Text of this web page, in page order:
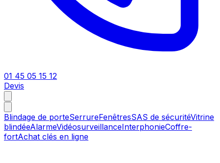
01 45 05 15 12
Devis
Blindage de porteSerrureFenêtresSAS de sécuritéVitrine
blindéeAlarmeVidéosurveillanceInterphonieCoffre-
fortAchat clés en ligne